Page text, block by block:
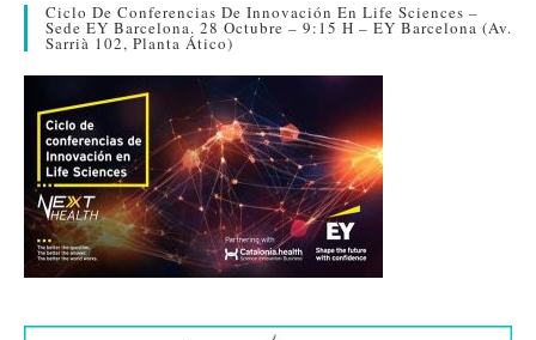
Ciclo De Conferencias De Innovación En Life Sciences –
Sede EY Barcelona. 28 Octubre – 9:15 H – EY Barcelona (Av.
Sarrià 102, Planta Ático)